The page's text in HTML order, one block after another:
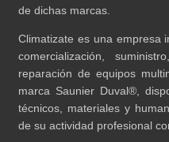
de dichas marcas.
Climatizate es una empresa
comercialización,
reparación de equipos
marca Saunier Duval®,
técnicos, materiales y
de su actividad profesional